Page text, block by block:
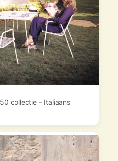
collectie – Italiaans